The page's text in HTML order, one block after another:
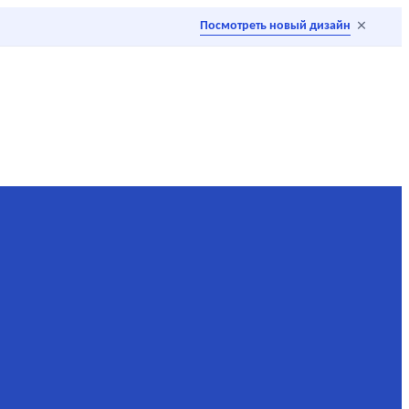
Посмотреть новый дизайн ×